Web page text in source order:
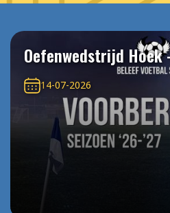
Oefenwedstrijd Hoek
14-07-2026